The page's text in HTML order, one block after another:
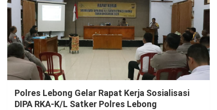
Polres Lebong Gelar Rapat Kerja Sosialisasi
DIPA RKA-K/L Satker Polres Lebong